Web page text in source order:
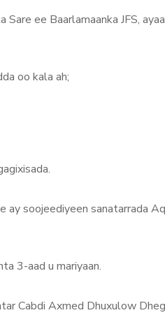
ee Baarlamaanka JFS,
oo kala ah;
soojeediyeen sanatarrada
3-aad u mariyaan.
Cabdi Axmed Dhuxulow